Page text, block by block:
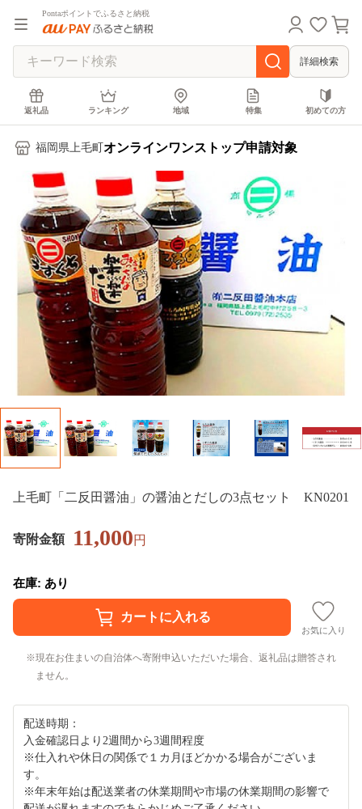
Pontaポイントでふるさと納税
詳細検索
返礼品 ランキング 地域 特集 初めての方
福岡県上毛町 オンラインワンストップ申請対象
上毛町「二反田醤油」の醤油とだしの3点セット KN0201
寄附金額 11,000円
在庫: あり
お気に入り
現在お住まいの自治体へ寄附申込いただいた場合、返礼品は贈答され
ません。
配送時期：
入金確認日より2週間から3週間程度
※仕入れや休日の関係で１カ月ほどかかる場合がございま
す。
※年末年始は配送業者の休業期間や市場の休業期間の影響で